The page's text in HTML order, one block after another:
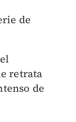
de
retrata
de